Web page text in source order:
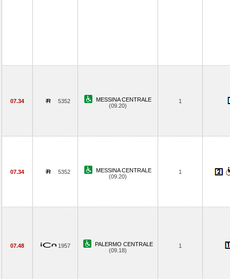
07.34 5352
MESSINA CENTRALE
(09.20)
1
07.34 5352
MESSINA CENTRALE
(09.20)
1
07.48 1957
PALERMO CENTRALE
(09.18)
1